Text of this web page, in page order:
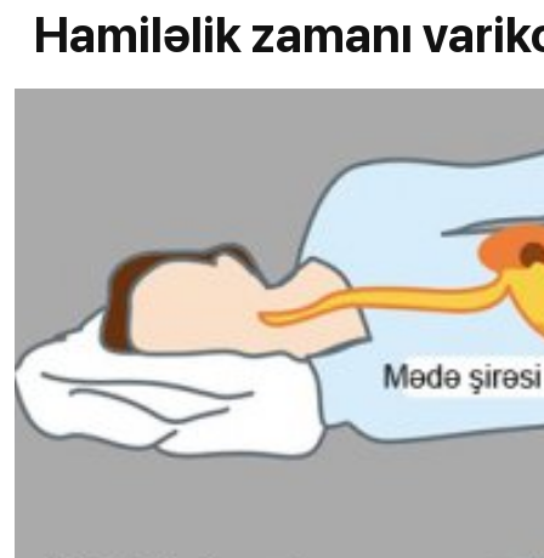
Hamiləlik zamanı